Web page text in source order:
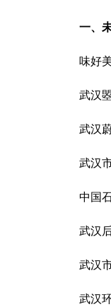
一、
味好
武汉
武汉
武汉
中国
武汉
武汉
武汉